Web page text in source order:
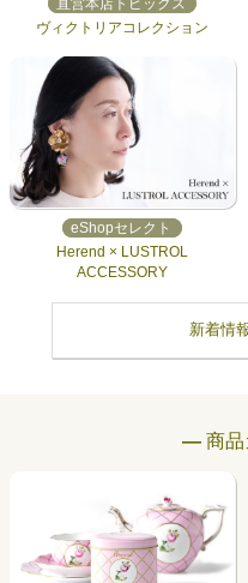
ヴィクトリアコレクション
eShopセレクト
Herend × LUSTROL
ACCESSORY
新着情
― 商品